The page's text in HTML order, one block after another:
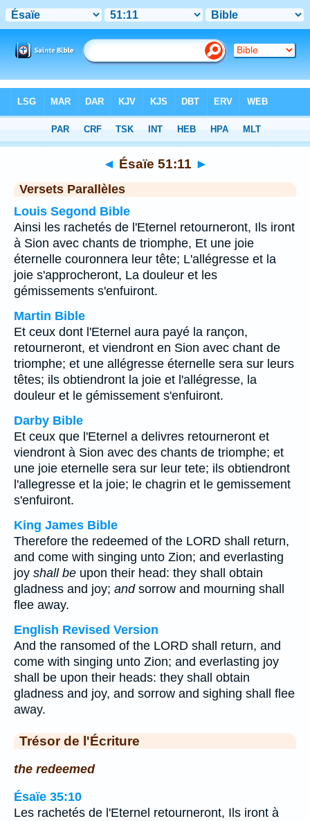
Chapitre 51> Verset 11
◄ Ésaïe 51:11 ►
Versets Parallèles
Louis Segond Bible
Ainsi les rachetés de l'Eternel retourneront, Ils iront
à Sion avec chants de triomphe, Et une joie
éternelle couronnera leur tête; L'allégresse et la
joie s'approcheront, La douleur et les
gémissements s'enfuiront.
Martin Bible
Et ceux dont l'Eternel aura payé la rançon,
retourneront, et viendront en Sion avec chant de
triomphe; et une allégresse éternelle sera sur leurs
têtes; ils obtiendront la joie et l'allégresse, la
douleur et le gémissement s'enfuiront.
Darby Bible
Et ceux que l'Eternel a delivres retourneront et
viendront à Sion avec des chants de triomphe; et
une joie eternelle sera sur leur tete; ils obtiendront
l'allegresse et la joie; le chagrin et le gemissement
s'enfuiront.
King James Bible
Therefore the redeemed of the LORD shall return,
and come with singing unto Zion; and everlasting
joy shall be upon their head: they shall obtain
gladness and joy; andsorrow and mourning shall
flee away.
English Revised Version
And the ransomed of the LORD shall return, and
come with singing unto Zion; and everlasting joy
shall be upon their heads: they shall obtain
gladness and joy, and sorrow and sighing shall flee
away.
Trésor de l'Écriture
the redeemed
Ésaïe 35:10
Les rachetés de l'Eternel retourneront, Ils iront à